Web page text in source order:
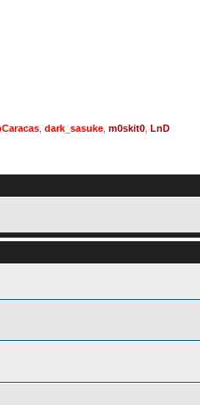
dark_sasuke m0skit0 LnD